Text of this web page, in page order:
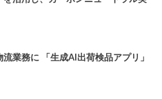
業務に 「生成AI出荷検品アプリ」